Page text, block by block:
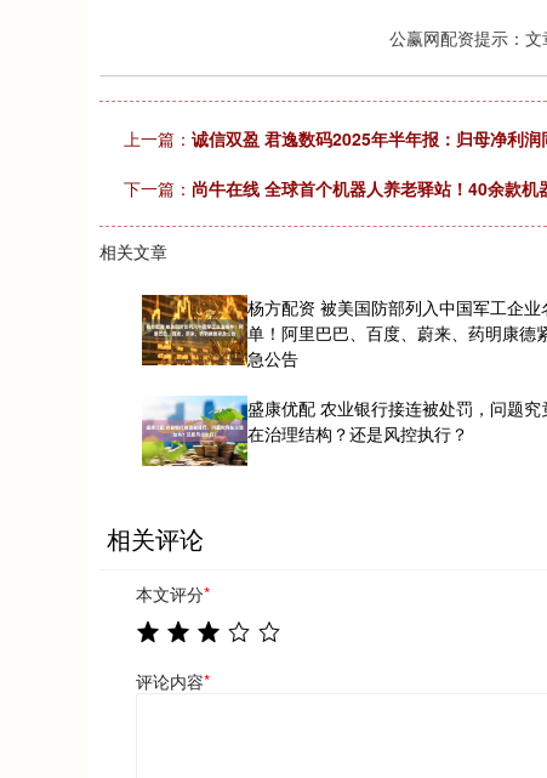
公赢网配资提示：文
上一篇： 诚信双盈 君逸数码2025年半年报：归母净利
下一篇： 尚牛在线 全球首个机器人养老驿站！40余款机
相关文章
杨方配资 被美国防部列入中国军工企业
单！阿里巴巴、百度、蔚来、药明康德
急公告
盛康优配 农业银行接连被处罚，问题究
在治理结构？还是风控执行？
相关评论
本文评分*
评论内容*